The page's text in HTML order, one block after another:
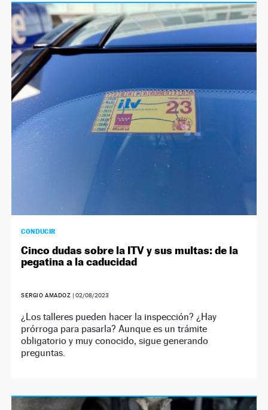
CONDUCIR
Cinco dudas sobre la ITV y sus multas: de la
pegatina a la caducidad
SERGIO AMADOZ | 02/08/2023
¿Los talleres pueden hacer la inspección? ¿Hay
prórroga para pasarla? Aunque es un trámite
obligatorio y muy conocido, sigue generando
preguntas.